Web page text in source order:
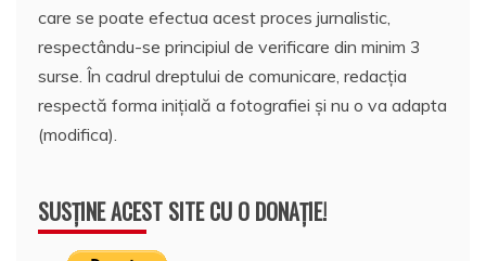
care se poate efectua acest proces jurnalistic,
respectându-se principiul de verificare din minim 3
surse. În cadrul dreptului de comunicare, redacția
respectă forma inițială a fotografiei și nu o va adapta
(modifica).
SUSȚINE ACEST SITE CU O DONAȚIE!